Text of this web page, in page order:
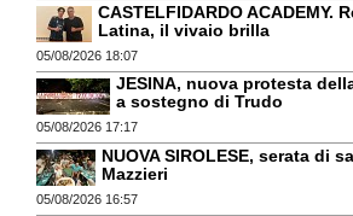
CASTELFIDARDO ACADEMY.
Latina, il vivaio brilla
05/08/2026 18:07
JESINA, nuova protesta
a sostegno di Trudo
05/08/2026 17:17
NUOVA SIROLESE, serata di
Mazzieri
05/08/2026 16:57